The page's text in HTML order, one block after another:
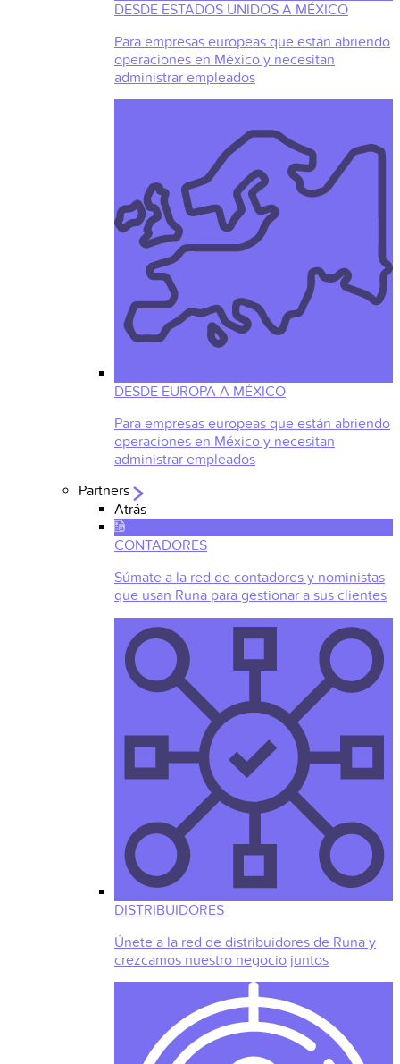
DESDE ESTADOS UNIDOS A MÉXICO
Para empresas europeas que están abriendo
operaciones en México y necesitan
administrar empleados
DESDE EUROPA A MÉXICO
Para empresas europeas que están abriendo
operaciones en México y necesitan
administrar empleados
Partners
Atrás
CONTADORES
Súmate a la red de contadores y noministas
que usan Runa para gestionar a sus clientes
DISTRIBUIDORES
Únete a la red de distribuidores de Runa y
crezcamos nuestro negocio juntos